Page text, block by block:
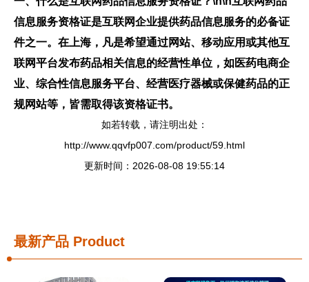
信息服务资格证是互联网企业提供药品信息服务的必备证
件之一。在上海，凡是希望通过网站、移动应用或其他互
联网平台发布药品相关信息的经营性单位，如医药电商企
业、综合性信息服务平台、经营医疗器械或保健药品的正
规网站等，皆需取得该资格证书。
如若转载，请注明出处：
http://www.qqvfp007.com/product/59.html
更新时间：2026-08-08 19:55:14
最新产品 Product